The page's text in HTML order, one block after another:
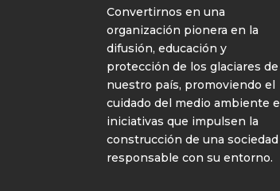
Convertirnos en una
organización pionera en la
difusión, educación y
protección de los glaciares de
nuestro país, promoviendo el
cuidado del medio ambiente e
iniciativas que impulsen la
construcción de una sociedad
responsable con su entorno.